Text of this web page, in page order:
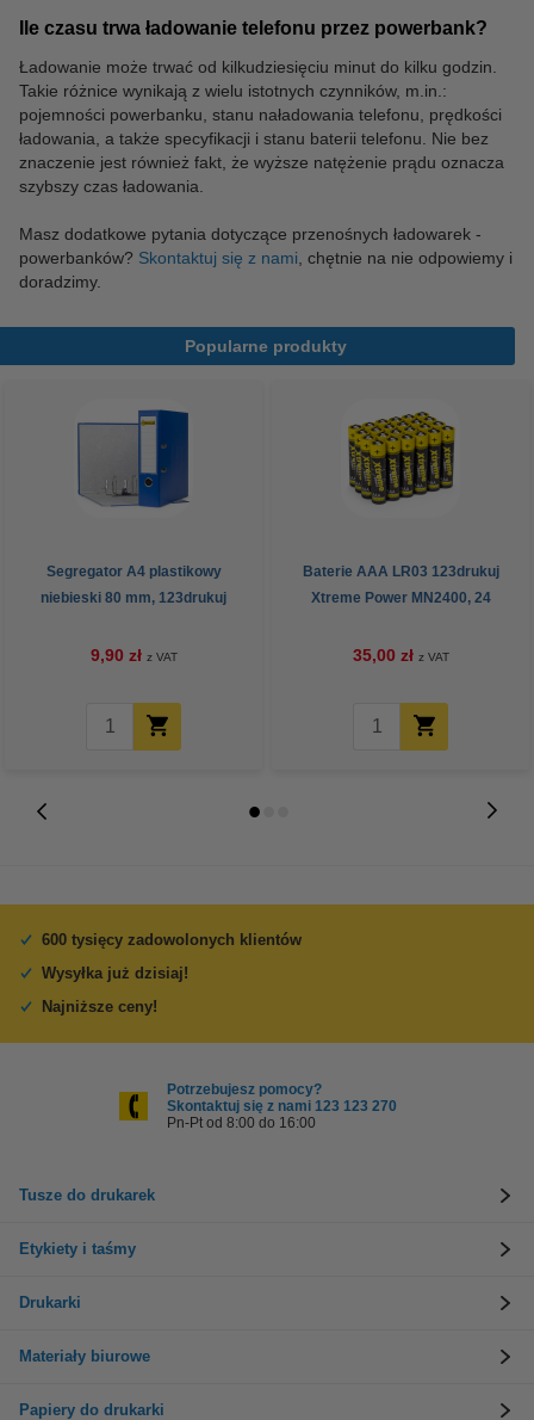
Ile czasu trwa ładowanie telefonu przez powerbank?
Ładowanie może trwać od kilkudziesięciu minut do kilku godzin.
Takie różnice wynikają z wielu istotnych czynników, m.in.:
pojemności powerbanku, stanu naładowania telefonu, prędkości
ładowania, a także specyfikacji i stanu baterii telefonu. Nie bez
znaczenie jest również fakt, że wyższe natężenie prądu oznacza
szybszy czas ładowania.
Masz dodatkowe pytania dotyczące przenośnych ładowarek -
powerbanków? Skontaktuj się z nami , chętnie na nie odpowiemy i
doradzimy.
Popularne produkty
Segregator A4 plastikowy
niebieski 80 mm, 123drukuj
9,90 zł z VAT
Baterie AAA LR03 123drukuj
Xtreme Power MN2400, 24
35,00 zł z VAT
600 tysięcy zadowolonych klientów
Wysyłka już dzisiaj!
Najniższe ceny!
Potrzebujesz pomocy?
Skontaktuj się z nami 123 123 270
Pn-Pt od 8:00 do 16:00
Tusze do drukarek
Etykiety i taśmy
Drukarki
Materiały biurowe
Papiery do drukarki